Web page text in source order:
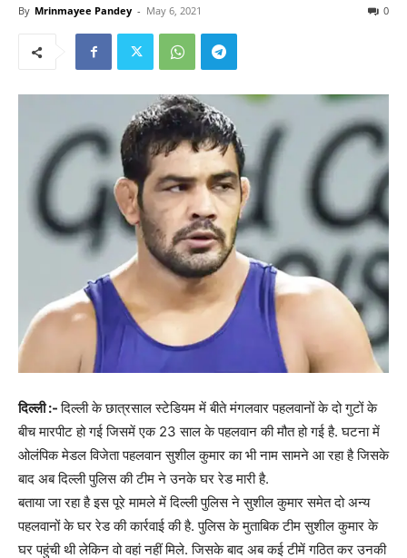
By Mrinmayee Pandey - May 6, 2021 0
दिल्ली :-दिल्ली के छात्रसाल स्टेडियम में बीते मंगलवार पहलवानों के दो गुटों के
बीच मारपीट हो गई जिसमें एक 23 साल के पहलवान की मौत हो गई है. घटना में
ओलंपिक मेडल विजेता पहलवान सुशील कुमार का भी नाम सामने आ रहा है जिसके
बाद अब दिल्ली पुलिस की टीम ने उनके घर रेड मारी है.
बताया जा रहा है इस पूरे मामले में दिल्ली पुलिस ने सुशील कुमार समेत दो अन्य
पहलवानों के घर रेड की कार्रवाई की है. पुलिस के मुताबिक टीम सुशील कुमार के
घर पहुंची थी लेकिन वो वहां नहीं मिले. जिसके बाद अब कई टीमें गठित कर उनकी